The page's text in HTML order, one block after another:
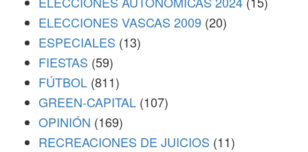
ELECCIONES VASCAS 2009 (20)
ESPECIALES (13)
FIESTAS (59)
FÚTBOL (811)
GREEN-CAPITAL (107)
OPINIÓN (169)
RECREACIONES DE JUICIOS (11)